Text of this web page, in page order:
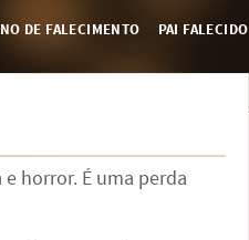
DE FALECIMENTO PAI FALECIDO
horror. É uma perda